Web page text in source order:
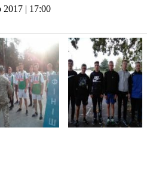
2017 | 17:00